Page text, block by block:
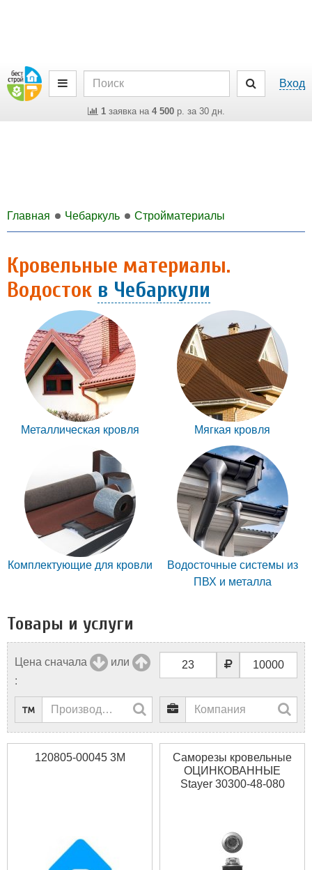
Вход
1заявка на 4 500р. за 30 дн.
Главная Чебаркуль Стройматериалы
Кровельные материалы.
Водосток в Чебаркули
Металлическая кровля Мягкая кровля
Комплектующие для кровли
Водосточные системы из
ПВХ и металла
Товары и услуги
Цена сначала
или
:
120805-00045 3M
Саморезы кровельные
ОЦИНКОВАННЫЕ
Stayer 30300-48-080